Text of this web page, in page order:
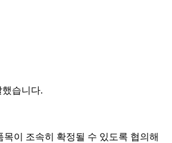
습니다.
이 조속히 확정될 수 있도록 협의해